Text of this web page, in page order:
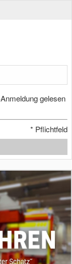
gelesen
* Pflichtfeld